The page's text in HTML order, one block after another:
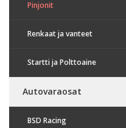
Pinjonit
Renkaat ja vanteet
Startti ja Polttoaine
Autovaraosat
BSD Racing